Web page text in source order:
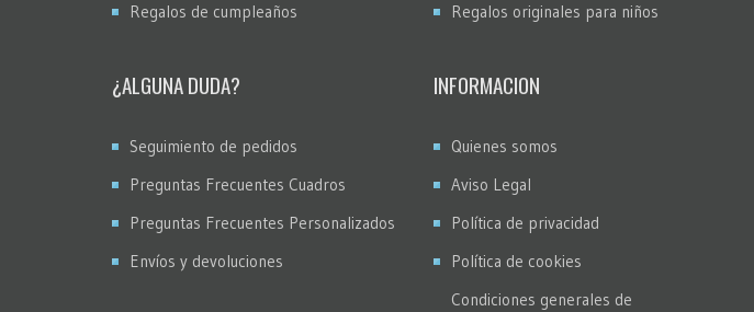
Regalos de cumpleaños
Regalos originales para niños
¿ALGUNA DUDA?
Seguimiento de pedidos
Preguntas Frecuentes Cuadros
Preguntas Frecuentes Personalizados
Envíos y devoluciones
INFORMACION
Quienes somos
Aviso Legal
Política de privacidad
Política de cookies
Condiciones generales de